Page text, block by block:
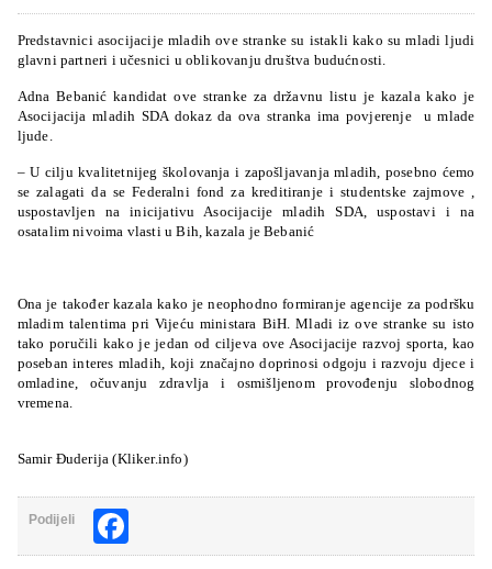
Predstavnici asocijacije mladih ove stranke su istakli kako su mladi ljudi
glavni partneri i učesnici u oblikovanju društva budućnosti.
Adna Bebanić kandidat ove stranke za državnu listu je kazala kako je
Asocijacija mladih SDA dokaz da ova stranka ima povjerenje
u mlade
ljude.
– U cilju kvalitetnijeg školovanja i zapošljavanja mladih, posebno ćemo
se zalagati da se Federalni fond za kreditiranje i studentske zajmove ,
uspostavljen na inicijativu Asocijacije mladih SDA, uspostavi i na
osatalim nivoima vlasti u Bih, kazala je Bebanić
Ona je također kazala kako je neophodno formiranje agencije za podršku
mladim talentima pri Vijeću ministara BiH. Mladi iz ove stranke su isto
tako poručili kako je jedan od ciljeva ove Asocijacije razvoj sporta, kao
poseban interes mladih, koji značajno doprinosi odgoju i razvoju djece i
omladine, očuvanju zdravlja i osmišljenom provođenju slobodnog
vremena.
Samir Đuderija (Kliker.info)
Podijeli